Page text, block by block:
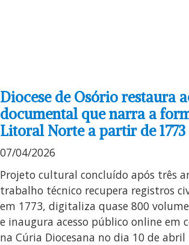
Diocese de Osório restaura
documental que narra a
Litoral Norte a partir de 1773
07/04/2026
Projeto cultural concluído após três
trabalho técnico recupera registros
em 1773, digitaliza quase 800
e inaugura acesso público online em
na Cúria Diocesana no dia 10 de abril